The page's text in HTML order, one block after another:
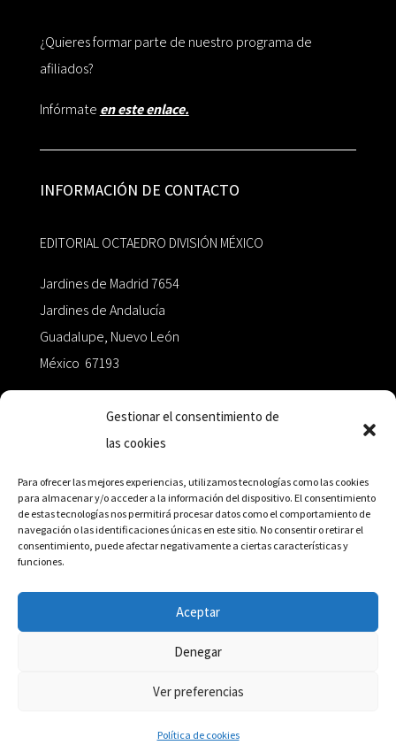
Gestionar el consentimiento de
las cookies
Para ofrecer las mejores experiencias, utilizamos tecnologías como las cookies
para almacenar y/o acceder a la información del dispositivo. El consentimiento
de estas tecnologías nos permitirá procesar datos como el comportamiento de
navegación o las identificaciones únicas en este sitio. No consentir o retirar el
consentimiento, puede afectar negativamente a ciertas características y
funciones.
Aceptar
Denegar
Ver preferencias
Política de cookies
¿Quieres formar parte de nuestro programa de
afiliados?
Infórmate en este enlace.
INFORMACIÓN DE CONTACTO
EDITORIAL OCTAEDRO DIVISIÓN MÉXICO
Jardines de Madrid 7654
Jardines de Andalucía
Guadalupe, Nuevo León
México 67193
+52 811.499.5638
RED DE DISTRIBUCIÓN
Distribuidores en México y Octaedro internacional